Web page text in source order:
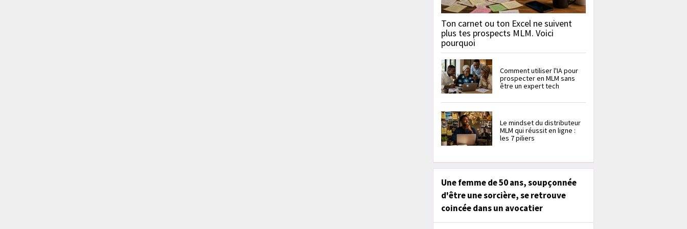
Ton carnet ou ton Excel ne suivent
plus tes prospects MLM. Voici
pourquoi
Comment utiliser l'IA pour
prospecter en MLM sans
être un expert tech
Le mindset du distributeur
MLM qui réussit en ligne :
les 7 piliers
Une femme de 50 ans, soupçonnée
d'être une sorcière, se retrouve
coincée dans un avocatier